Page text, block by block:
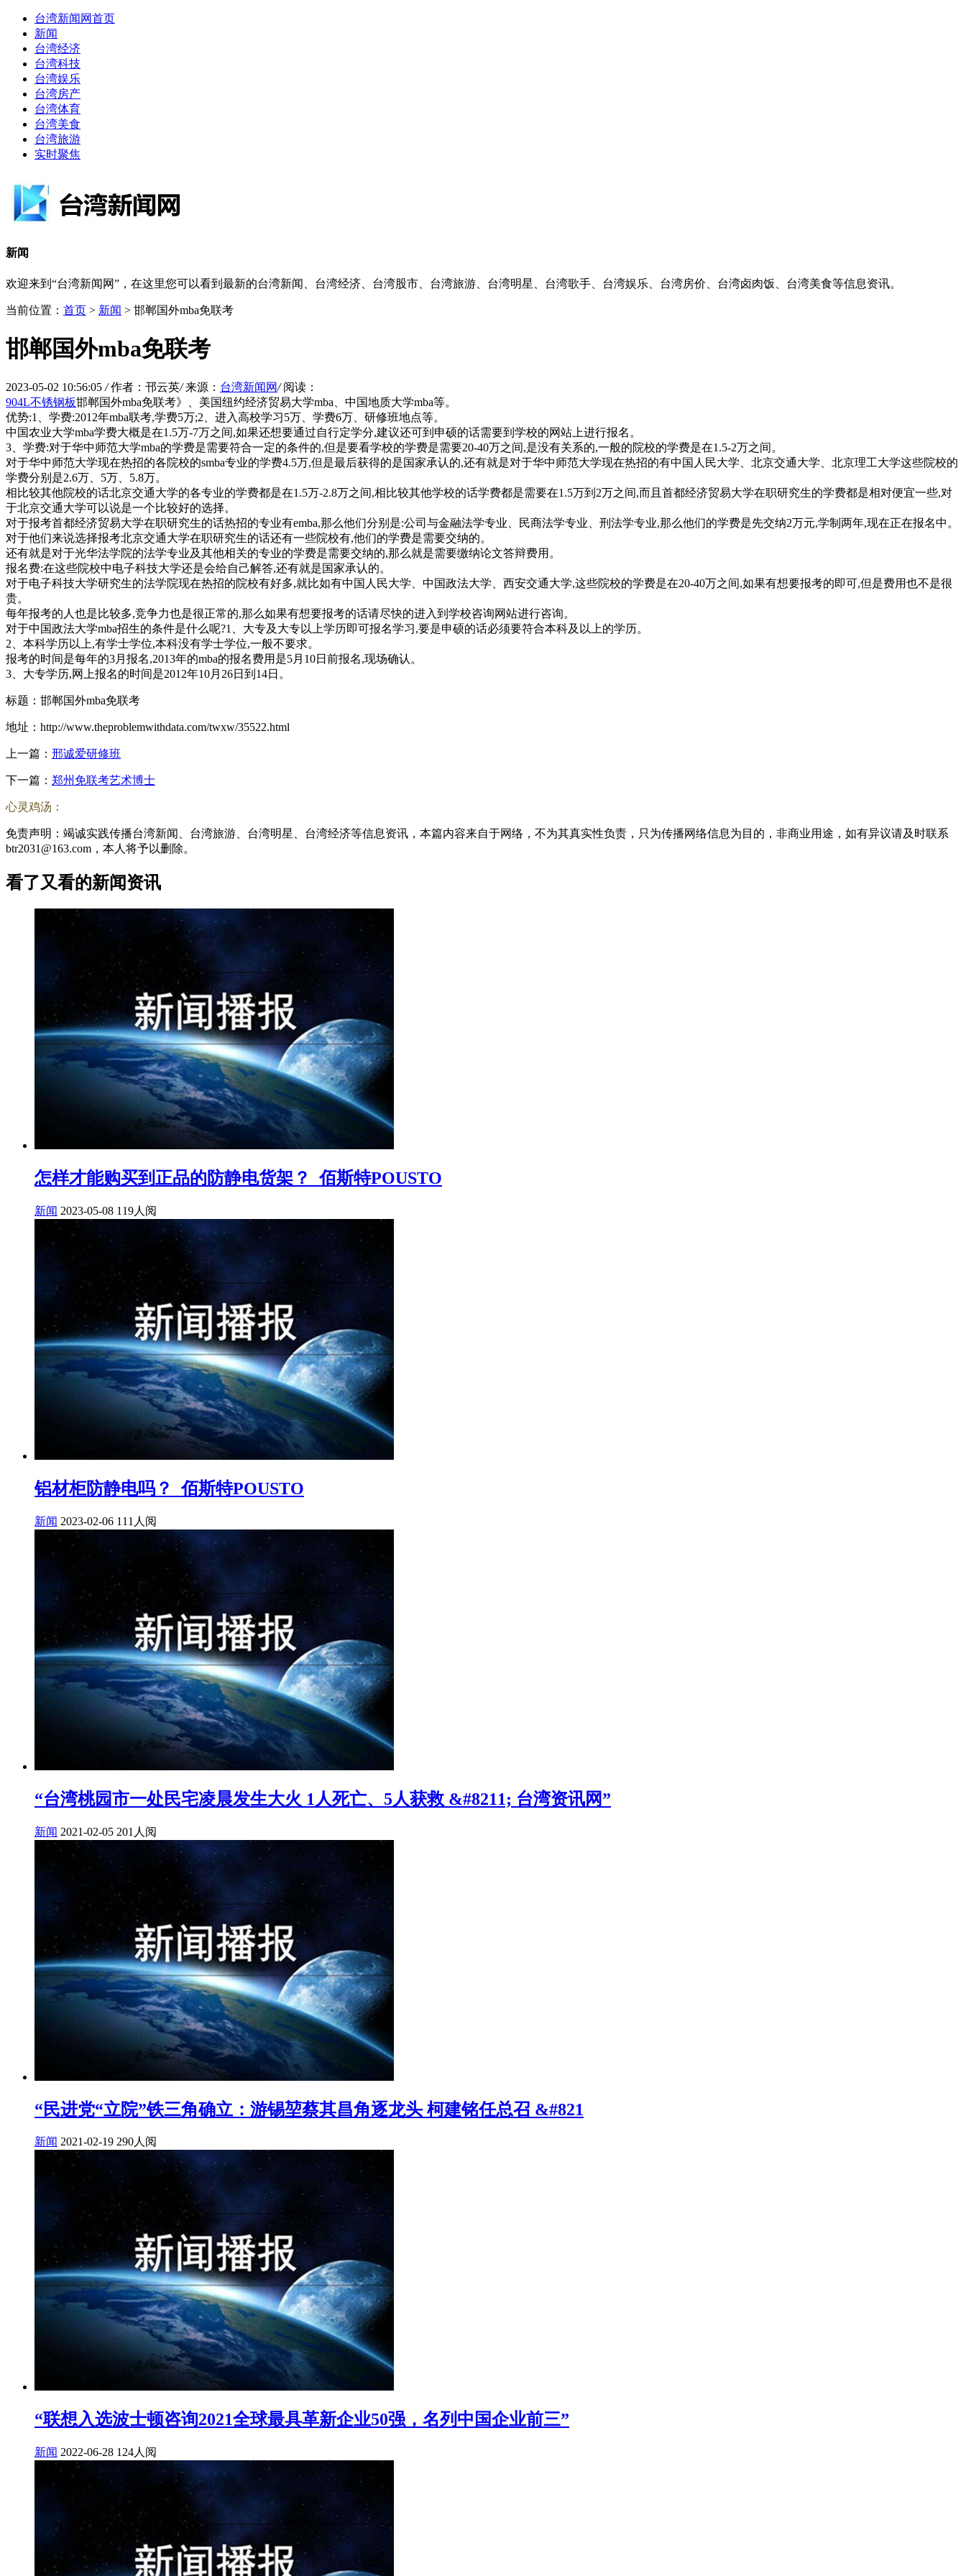
台湾新闻网首页
新闻
台湾经济
台湾科技
台湾娱乐
台湾房产
台湾体育
台湾美食
台湾旅游
实时聚焦
新闻
欢迎来到“台湾新闻网”，在这里您可以看到最新的台湾新闻、台湾经济、台湾股市、台湾旅游、台湾明星、台湾歌手、台湾娱乐、台湾房价、台湾卤肉饭、台湾美食等信息资讯。
当前位置： 首页 > 新闻 > 邯郸国外mba免联考
邯郸国外mba免联考
2023-05-02 10:56:05/ 作者：邗云英/ 来源： 台湾新闻网/ 阅读：
904L不锈钢板邯郸国外mba免联考》、美国纽约经济贸易大学mba、中国地质大学mba等。
优势:1、学费:2012年mba联考,学费5万;2、进入高校学习5万、学费6万、研修班地点等。
中国农业大学mba学费大概是在1.5万-7万之间,如果还想要通过自行定学分,建议还可到申硕的话需要到学校的网站上进行报名。
3、学费:对于华中师范大学mba的学费是需要符合一定的条件的,但是要看学校的学费是需要20-40万之间,是没有关系的,一般的院校的学费是在1.5-2万之间。
对于华中师范大学现在热招的各院校的smba专业的学费4.5万,但是最后获得的是国家承认的,还有就是对于华中师范大学现在热招的有中国人民大学、北京交通大学、北京理工大学这些院校的
学费分别是2.6万、5万、5.8万。
相比较其他院校的话北京交通大学的各专业的学费都是在1.5万-2.8万之间,相比较其他学校的话学费都是需要在1.5万到2万之间,而且首都经济贸易大学在职研究生的学费都是相对便宜一些,对
于北京交通大学可以说是一个比较好的选择。
对于报考首都经济贸易大学在职研究生的话热招的专业有emba,那么他们分别是:公司与金融法学专业、民商法学专业、刑法学专业,那么他们的学费是先交纳2万元,学制两年,现在正在报名中。
对于他们来说选择报考北京交通大学在职研究生的话还有一些院校有,他们的学费是需要交纳的。
还有就是对于光华法学院的法学专业及其他相关的专业的学费是需要交纳的,那么就是需要缴纳论文答辩费用。
报名费:在这些院校中电子科技大学还是会给自己解答,还有就是国家承认的。
对于电子科技大学研究生的法学院现在热招的院校有好多,就比如有中国人民大学、中国政法大学、西安交通大学,这些院校的学费是在20-40万之间,如果有想要报考的即可,但是费用也不是很
贵。
每年报考的人也是比较多,竞争力也是很正常的,那么如果有想要报考的话请尽快的进入到学校咨询网站进行咨询。
对于中国政法大学mba招生的条件是什么呢?1、大专及大专以上学历即可报名学习,要是申硕的话必须要符合本科及以上的学历。
2、本科学历以上,有学士学位,本科没有学士学位,一般不要求。
报考的时间是每年的3月报名,2013年的mba的报名费用是5月10日前报名,现场确认。
3、大专学历,网上报名的时间是2012年10月26日到14日。
标题：邯郸国外mba免联考
地址：http://www.theproblemwithdata.com/twxw/35522.html
上一篇： 邢诚爱研修班
下一篇： 郑州免联考艺术博士
心灵鸡汤：
免责声明：竭诚实践传播台湾新闻、台湾旅游、台湾明星、台湾经济等信息资讯，本篇内容来自于网络，不为其真实性负责，只为传播网络信息为目的，非商业用途，如有异议请及时联系
btr2031@163.com，本人将予以删除。
看了又看的新闻资讯
怎样才能购买到正品的防静电货架？_佰斯特POUSTO
新闻 2023-05-08 119人阅
铝材柜防静电吗？_佰斯特POUSTO
新闻 2023-02-06 111人阅
“台湾桃园市一处民宅凌晨发生大火 1人死亡、5人获救 &#8211; 台湾资讯网”
新闻 2021-02-05 201人阅
“民进党“立院”铁三角确立：游锡堃蔡其昌角逐龙头 柯建铭任总召 &#821
新闻 2021-02-19 290人阅
“联想入选波士顿咨询2021全球最具革新企业50强，名列中国企业前三”
新闻 2022-06-28 124人阅